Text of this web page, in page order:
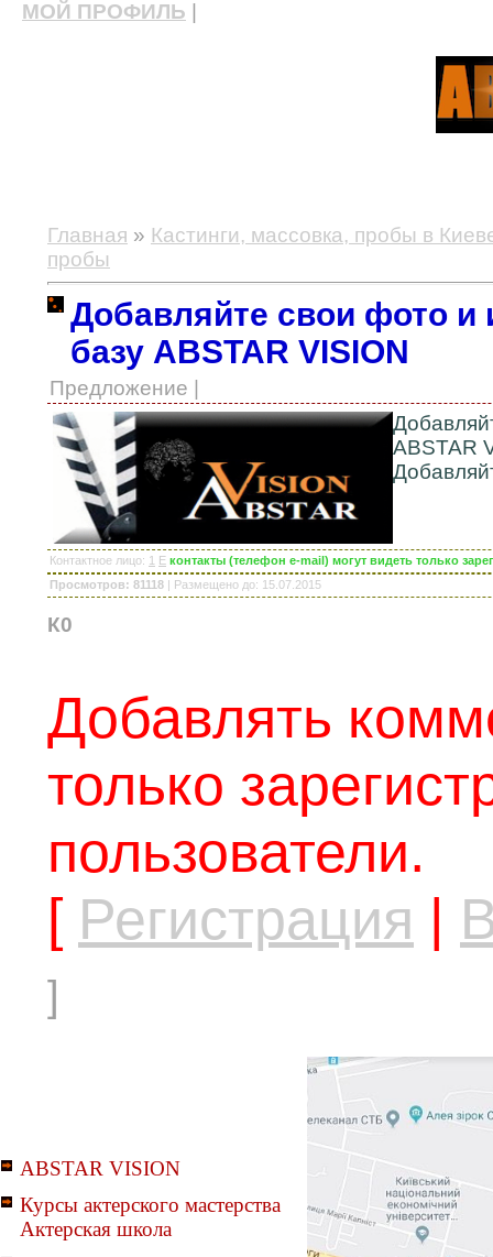
МОЙ ПРОФИЛЬ
Главная » Кастинги, массовка, пробы в
пробы
Добавляйте свои фото
базу ABSTAR VISION
Предложение |
ABSTAR
Контактное лицо: 1 E контакты (телефон e-mail) могут видеть только
Просмотров: 81118 | Размещено до: 15.07.2015
К0
Добавлять
только
пользователи.
[ Регистрация |
]
ABSTAR VISION
Курсы актерского мастерства
Актерская школа